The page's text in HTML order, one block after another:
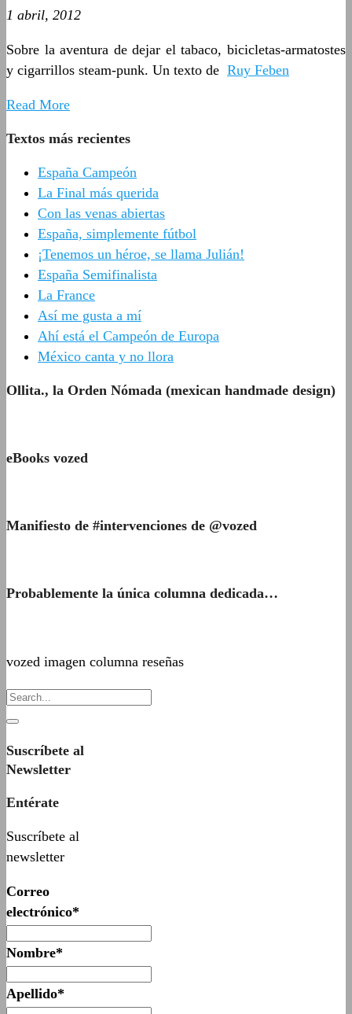
1 abril, 2012
Sobre la aventura de dejar el tabaco, bicicletas-armatostes
y cigarrillos steam-punk. Un texto de Ruy Feben
Read More
Textos más recientes
España Campeón
La Final más querida
Con las venas abiertas
España, simplemente fútbol
¡Tenemos un héroe, se llama Julián!
España Semifinalista
La France
Así me gusta a mí
Ahí está el Campeón de Europa
México canta y no llora
Ollita., la Orden Nómada (mexican handmade design)
eBooks vozed
Manifiesto de #intervenciones de @vozed
Probablemente la única columna dedicada…
vozed imagen columna reseñas
Suscríbete al
Newsletter
Entérate
Suscríbete al
newsletter
Correo
electrónico*
Nombre*
Apellido*